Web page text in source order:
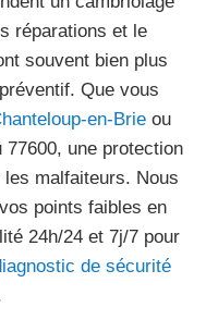
réparations et le
souvent bien plus
Que vous
en-Brieou
une protection
malfaiteurs. Nous
points faibles en
24h/24 et 7j/7 pour
de sécurité